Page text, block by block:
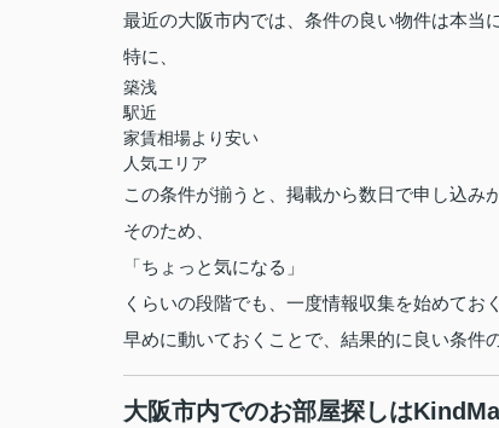
最近の大阪市内では、条件の良い物件は本当
特に、
築浅
駅近
家賃相場より安い
人気エリア
この条件が揃うと、掲載から数日で申し込み
そのため、
「ちょっと気になる」
くらいの段階でも、一度情報収集を始めてお
早めに動いておくことで、結果的に良い条件
大阪市内でのお部屋探しは